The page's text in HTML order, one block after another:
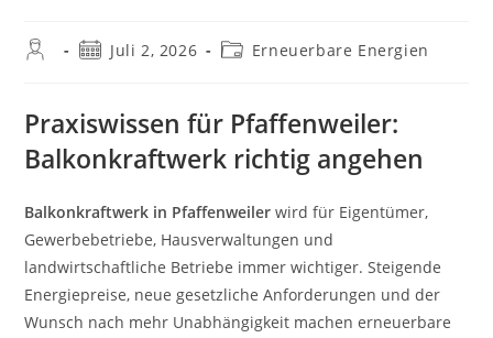
Beitrags-BeitragJuli 2, 2026
Beitrags-
Erneuerbare Energien
Praxiswissen für Pfaffenweiler:
Balkonkraftwerk richtig angehen
Balkonkraftwerk in Pfaffenweiler wird für Eigentümer,
Gewerbebetriebe, Hausverwaltungen und
landwirtschaftliche Betriebe immer wichtiger. Steigende
Energiepreise, neue gesetzliche Anforderungen und der
Wunsch nach mehr Unabhängigkeit machen erneuerbare